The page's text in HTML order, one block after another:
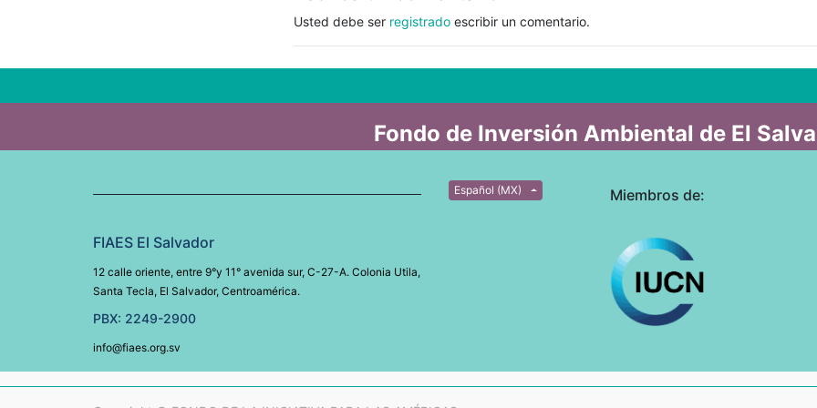
Usted debe ser registrado escribir un comentario.
Fondo de Inversión Ambiental de El
FIAES El Salvador
12 calle oriente, entre 9°y 11° avenida sur, C-27-A. Colonia Utila,
Santa Tecla, El Salvador, Centroamérica.
PBX: 2249-2900
info@fiaes.org.sv
Español (MX) Miembros de: